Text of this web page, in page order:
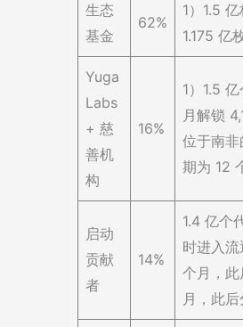
生态
基金
62%
1）1.5
1.175 亿
Yuga
Labs
+ 慈
善机
构
16%
1）1.5
月解锁
位于南
期为 12
启动
贡献
者
14%
1.4 亿个
时进入
个月，
月，此